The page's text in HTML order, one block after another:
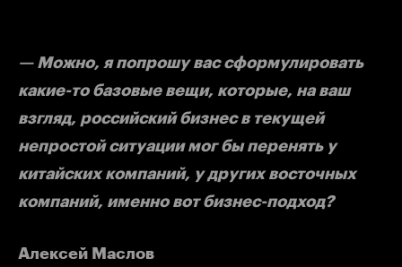
— Можно, я попрошу вас сформулировать
какие-то базовые вещи, которые, на ваш
взгляд, российский бизнес в текущей
непростой ситуации мог бы перенять у
китайских компаний, у других восточных
компаний, именно вот бизнес-подход?
Алексей Маслов